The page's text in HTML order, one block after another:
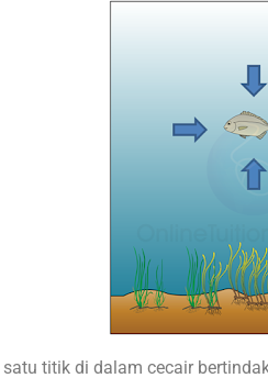
titik di dalam cecair